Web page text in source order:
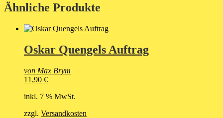
Ähnliche Produkte
Oskar Quengels Auftrag
von Max Brym
11,90 €
inkl. 7 % MwSt.
zzgl. Versandkosten